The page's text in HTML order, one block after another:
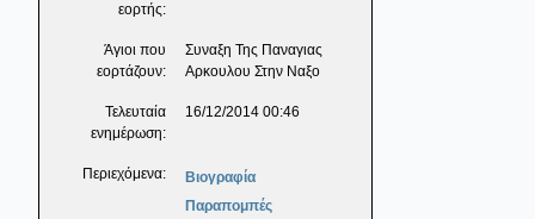
εορτής:
Άγιοι που
εορτάζουν:
Συναξη Της Παναγιας
Αρκουλου Στην Ναξο
Τελευταία
ενημέρωση:
16/12/2014 00:46
Περιεχόμενα:
Βιογραφία
Παραπομπές